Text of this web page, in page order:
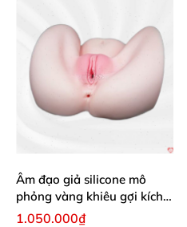
Âm đạo giả silicone mô
phỏng vàng khiêu gợi kích
thích mua
1.050.000₫